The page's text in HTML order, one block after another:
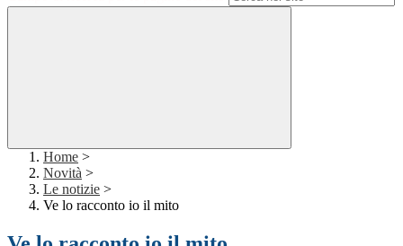
Home >
Novità >
Le notizie >
Ve lo racconto io il mito